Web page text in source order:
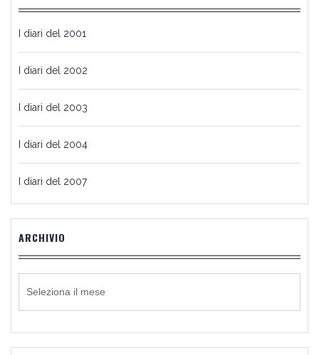
I diari del 2001
I diari del 2002
I diari del 2003
I diari del 2004
I diari del 2007
ARCHIVIO